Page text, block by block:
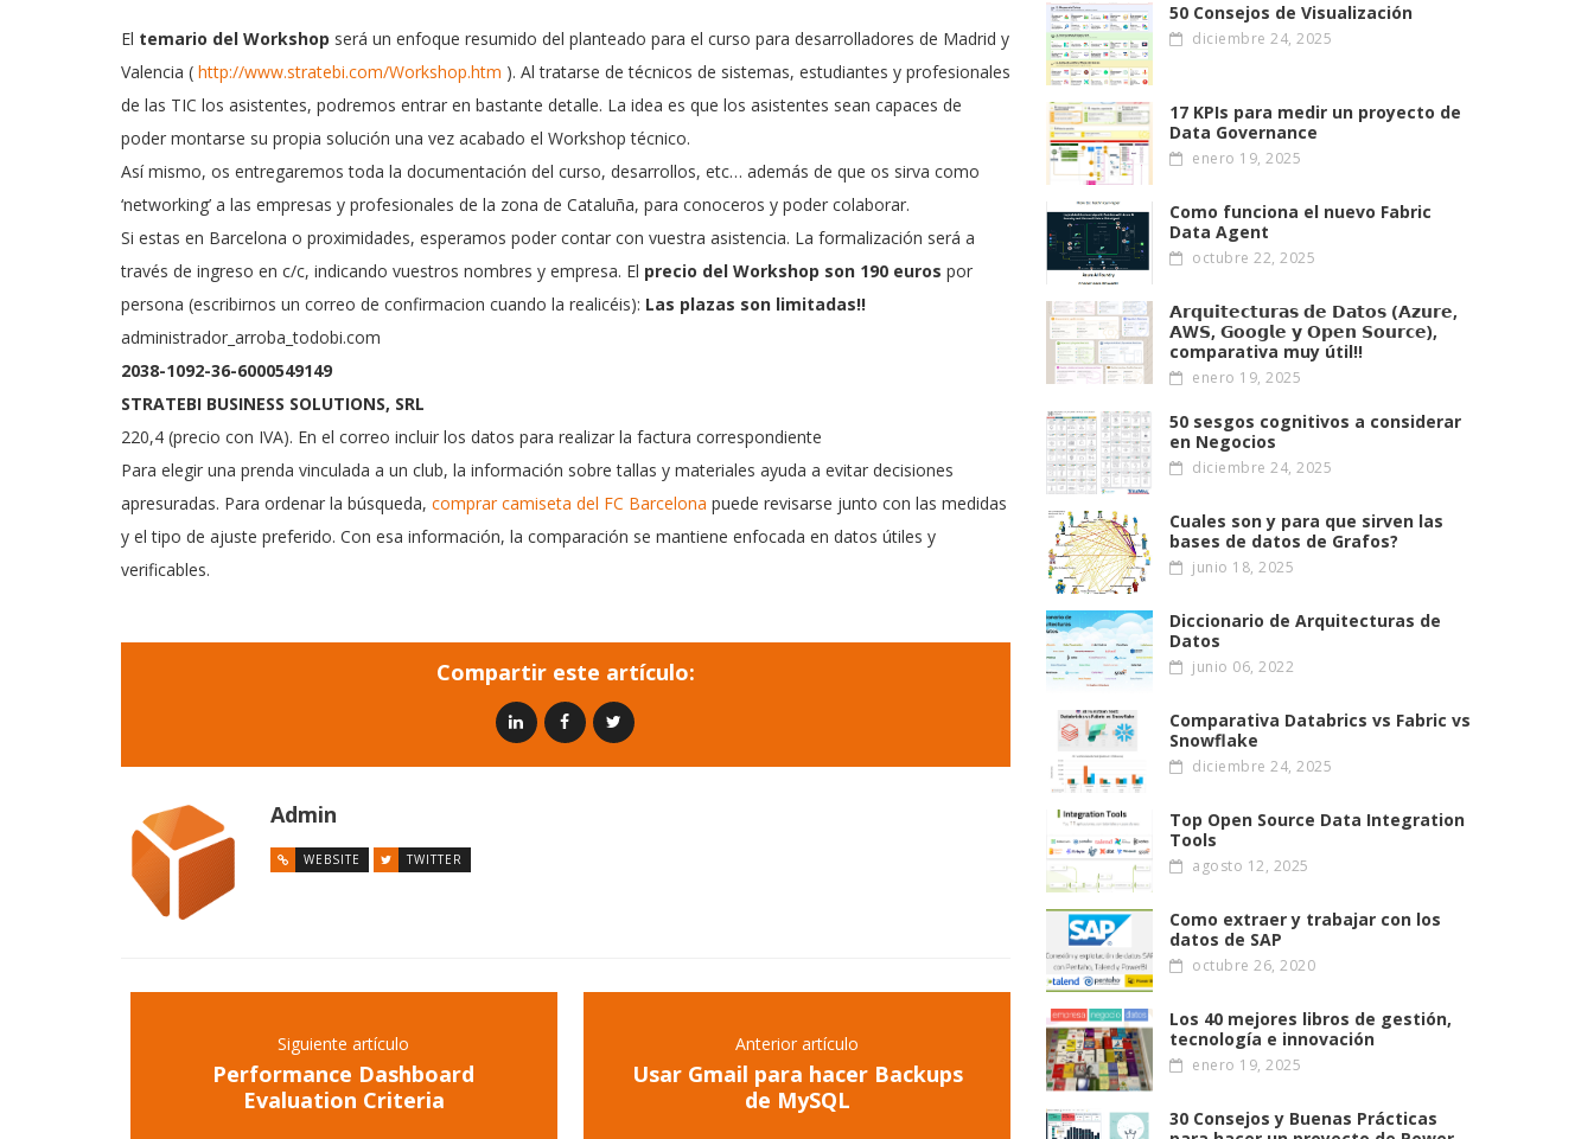
El temario del Workshop será un enfoque resumido del planteado para el curso para desarrolladores de Madrid y
Valencia ( http://www.stratebi.com/Workshop.htm ). Al tratarse de técnicos de sistemas, estudiantes y profesionales
de las TIC los asistentes, podremos entrar en bastante detalle. La idea es que los asistentes sean capaces de
poder montarse su propia solución una vez acabado el Workshop técnico.
Así mismo, os entregaremos toda la documentación del curso, desarrollos, etc… además de que os sirva como
‘networking’ a las empresas y profesionales de la zona de Cataluña, para conoceros y poder colaborar.
Si estas en Barcelona o proximidades, esperamos poder contar con vuestra asistencia. La formalización será a
través de ingreso en c/c, indicando vuestros nombres y empresa. El precio del Workshop son 190 euros por
persona (escribirnos un correo de confirmacion cuando la realicéis): Las plazas son limitadas!!
administrador_arroba_todobi.com
2038-1092-36-6000549149
STRATEBI BUSINESS SOLUTIONS, SRL
220,4 (precio con IVA). En el correo incluir los datos para realizar la factura correspondiente
Para elegir una prenda vinculada a un club, la información sobre tallas y materiales ayuda a evitar decisiones
apresuradas. Para ordenar la búsqueda, comprar camiseta del FC Barcelona puede revisarse junto con las medidas
y el tipo de ajuste preferido. Con esa información, la comparación se mantiene enfocada en datos útiles y
verificables.
Compartir este artículo:
Admin
WEBSITE TWITTER
Siguiente artículo
Performance Dashboard
Evaluation Criteria
Anterior artículo
Usar Gmail para hacer Backups
de MySQL
50 Consejos de Visualización
diciembre 24, 2025
17 KPIs para medir un proyecto de
Data Governance
enero 19, 2025
Como funciona el nuevo Fabric
Data Agent
octubre 22, 2025
𝗔𝗿𝗾𝘂𝗶𝘁𝗲𝗰𝘁𝘂𝗿𝗮𝘀 𝗱𝗲 𝗗𝗮𝘁𝗼𝘀 (𝗔𝘇𝘂𝗿𝗲,
𝗔W𝗦, 𝗚𝗼𝗼𝗴𝗹𝗲 𝘆 𝗢𝗽𝗲𝗻 𝗦𝗼𝘂𝗿𝗰𝗲),
comparativa muy útil!!
enero 19, 2025
50 sesgos cognitivos a considerar
en Negocios
diciembre 24, 2025
Cuales son y para que sirven las
bases de datos de Grafos?
junio 18, 2025
Diccionario de Arquitecturas de
Datos
junio 06, 2022
Comparativa Databrics vs Fabric vs
Snowflake
diciembre 24, 2025
Top Open Source Data Integration
Tools
agosto 12, 2025
Como extraer y trabajar con los
datos de SAP
octubre 26, 2020
Los 40 mejores libros de gestión,
tecnología e innovación
enero 19, 2025
30 Consejos y Buenas Prácticas